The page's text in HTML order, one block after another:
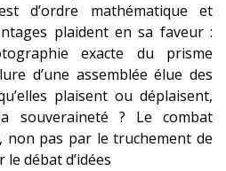
d’ordre mathématique et
plaident en sa faveur :
exacte du prisme
d’une assemblée élue des
plaisent ou déplaisent,
souveraineté ? Le combat
non pas par le truchement de
débat d’idées